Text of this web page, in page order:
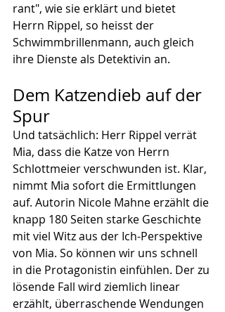
rant", wie sie erklärt und bietet
Herrn Rippel, so heisst der
Schwimmbrillenmann, auch gleich
ihre Dienste als Detektivin an.
Dem Katzendieb auf der
Spur
Und tatsächlich: Herr Rippel verrät
Mia, dass die Katze von Herrn
Schlottmeier verschwunden ist. Klar,
nimmt Mia sofort die Ermittlungen
auf. Autorin Nicole Mahne erzählt die
knapp 180 Seiten starke Geschichte
mit viel Witz aus der Ich-Perspektive
von Mia. So können wir uns schnell
in die Protagonistin einfühlen. Der zu
lösende Fall wird ziemlich linear
erzählt, überraschende Wendungen